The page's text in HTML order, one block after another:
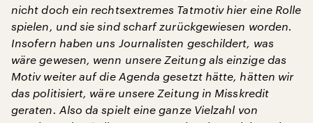
nicht doch ein rechtsextremes Tatmotiv hier eine Rolle
spielen, und sie sind scharf zurückgewiesen worden.
Insofern haben uns Journalisten geschildert, was
wäre gewesen, wenn unsere Zeitung als einzige das
Motiv weiter auf die Agenda gesetzt hätte, hätten wir
das politisiert, wäre unsere Zeitung in Misskredit
geraten. Also da spielt eine ganze Vielzahl von